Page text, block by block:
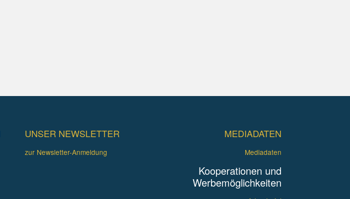
UNSER NEWSLETTER
zur Newsletter-Anmeldung
MEDIADATEN
Mediadaten
Kooperationen und
Werbemöglichkeiten